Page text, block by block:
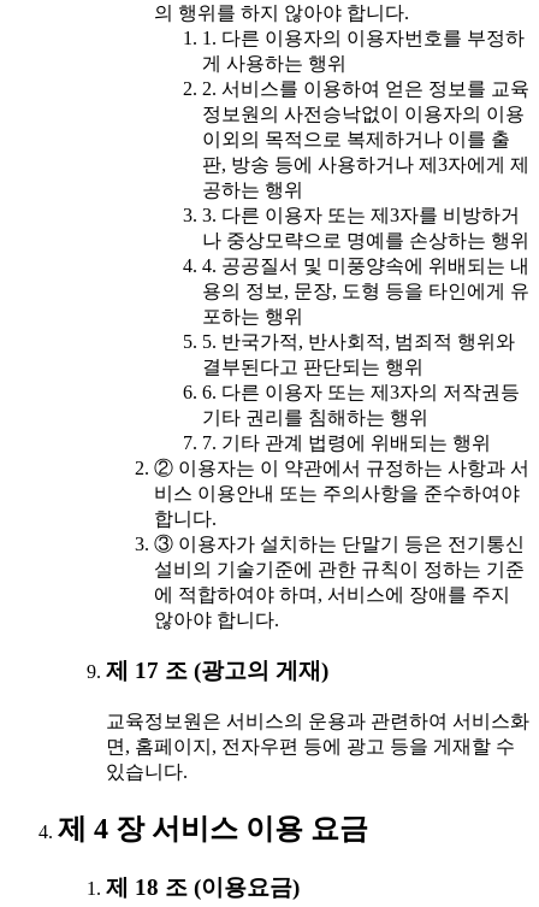
의 행위를 하지 않아야 합니다.
1. 다른 이용자의 이용자번호를 부정하
게 사용하는 행위
2. 서비스를 이용하여 얻은 정보를 교육
정보원의 사전승낙없이 이용자의 이용
이외의 목적으로 복제하거나 이를 출
판, 방송 등에 사용하거나 제3자에게 제
공하는 행위
3. 다른 이용자 또는 제3자를 비방하거
나 중상모략으로 명예를 손상하는 행위
4. 공공질서 및 미풍양속에 위배되는 내
용의 정보, 문장, 도형 등을 타인에게 유
포하는 행위
5. 반국가적, 반사회적, 범죄적 행위와
결부된다고 판단되는 행위
6. 다른 이용자 또는 제3자의 저작권등
기타 권리를 침해하는 행위
7. 기타 관계 법령에 위배되는 행위
② 이용자는 이 약관에서 규정하는 사항과 서
비스 이용안내 또는 주의사항을 준수하여야
합니다.
③ 이용자가 설치하는 단말기 등은 전기통신
설비의 기술기준에 관한 규칙이 정하는 기준
에 적합하여야 하며, 서비스에 장애를 주지
않아야 합니다.
제 17 조 (광고의 게재)
교육정보원은 서비스의 운용과 관련하여 서비스화
면, 홈페이지, 전자우편 등에 광고 등을 게재할 수
있습니다.
제 4 장 서비스 이용 요금
제 18 조 (이용요금)